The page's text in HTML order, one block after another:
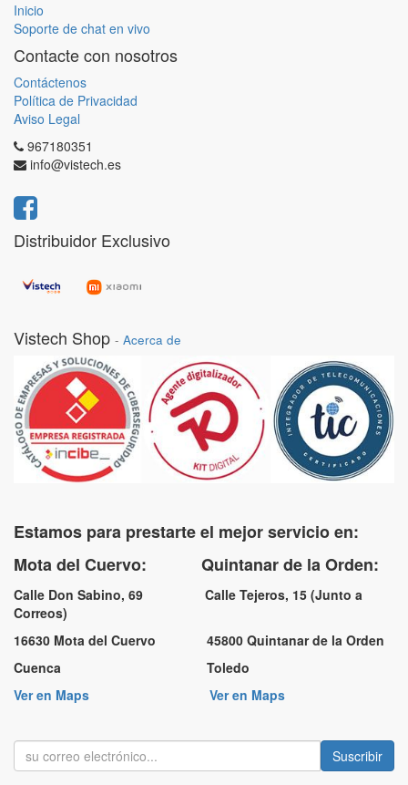
Inicio
Soporte de chat en vivo
Contacte con nosotros
Contáctenos
Política de Privacidad
Aviso Legal
967180351
info@vistech.es
Distribuidor Exclusivo
Vistech Shop - Acerca de
Estamos para prestarte el mejor servicio en:
Mota del Cuervo: Quintanar de la Orden:
Calle Don Sabino, 69 Calle Tejeros, 15 (Junto a
Correos)
16630 Mota del Cuervo 45800 Quintanar de la Orden
Cuenca Toledo
Ver en Maps
Ver en Maps
Suscribir